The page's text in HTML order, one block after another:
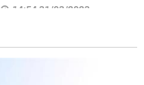
14:54 31/03/2023